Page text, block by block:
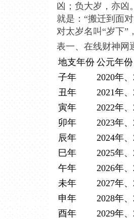
凶；负大岁，亦凶
就是：“搬迁到面
对太岁名叫“岁下”
表一、在线财神网
地支年份 公元年份
子年
2020年
丑年
2021年
寅年
2022年
卯年
2023年
辰年
2024年
巳年
2025年
午年
2026年
未年
2027年
申年
2028年
酉年
2029年